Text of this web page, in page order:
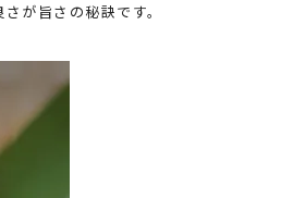
が旨さの秘訣です。